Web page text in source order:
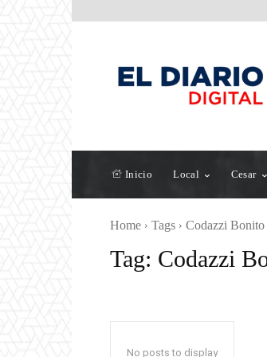
Inicio Local Cesar
Home Tags Codazzi Bonito
Tag: Codazzi
No posts to display